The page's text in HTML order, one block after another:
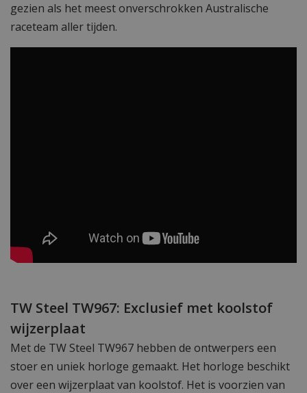
gezien als het meest onverschrokken Australische
raceteam aller tijden.
TW Steel TW967: Exclusief met koolstof
wijzerplaat
Met de TW Steel TW967 hebben de ontwerpers een
stoer en uniek horloge gemaakt. Het horloge beschikt
over een wijzerplaat van koolstof. Het is voorzien van